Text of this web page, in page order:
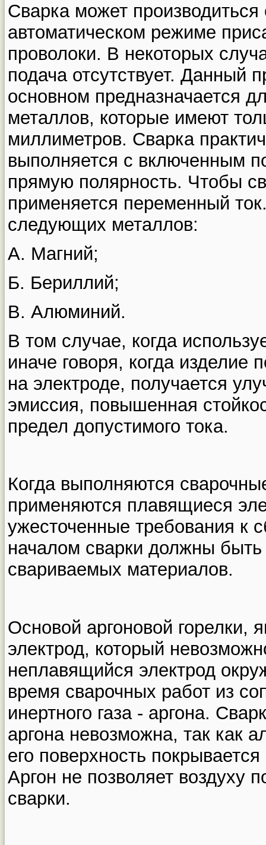
Сварка может производиться
автоматическом режиме
проволоки. В некоторых
подача отсутствует. Данный
основном предназначается
металлов, которые имеют
миллиметров. Сварка
выполняется с включенным
прямую полярность. Чтобы
применяется переменный
следующих металлов:
А. Магний;
Б. Бериллий;
В. Алюминий.
В том случае, когда
иначе говоря, когда
на электроде, получается
эмиссия, повышенная
предел допустимого тока.
Когда выполняются
применяются плавящиеся
ужесточенные требования к
началом сварки должны
свариваемых материалов.
Основой аргоновой горелки,
электрод, который
неплавящийся электрод
время сварочных работ из
инертного газа - аргона.
аргона невозможна, так как
его поверхность
Аргон не позволяет воздуху
сварки.